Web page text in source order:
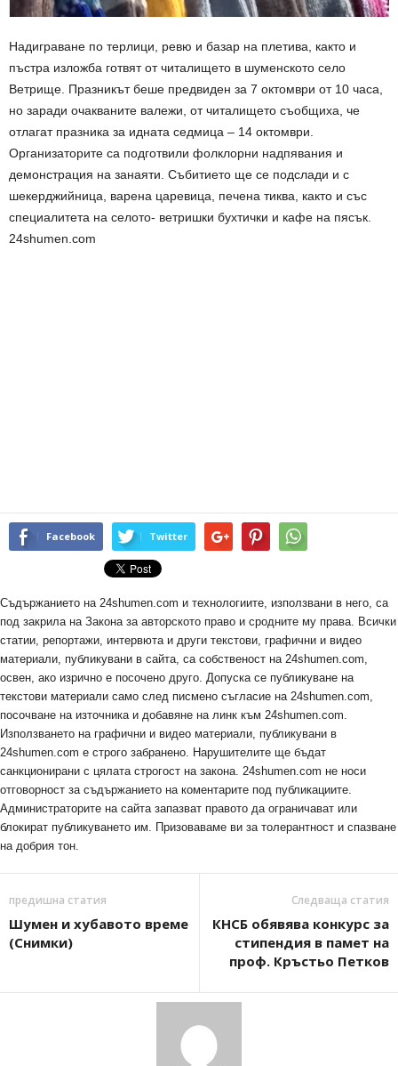
Надиграване по терлици, ревю и базар на плетива, както и
пъстра изложба готвят от читалището в шуменското село
Ветрище. Празникът беше предвиден за 7 октомври от 10 часа,
но заради очакваните валежи, от читалището съобщиха, че
отлагат празника за идната седмица – 14 октомври.
Организаторите са подготвили фолклорни надпявания и
демонстрация на занаяти. Събитието ще се подслади и с
шекерджийница, варена царевица, печена тиква, както и със
специалитета на селото- ветришки бухтички и кафе на пясък.
24shumen.com
Facebook Twitter
Съдържанието на 24shumen.com и технологиите, използвани в него, са
под закрила на Закона за авторското право и сродните му права. Всички
статии, репортажи, интервюта и други текстови, графични и видео
материали, публикувани в сайта, са собственост на 24shumen.com,
освен, ако изрично е посочено друго. Допуска се публикуване на
текстови материали само след писмено съгласие на 24shumen.com,
посочване на източника и добавяне на линк към 24shumen.com.
Използването на графични и видео материали, публикувани в
24shumen.com е строго забранено. Нарушителите ще бъдат
санкционирани с цялата строгост на закона. 24shumen.com не носи
отговорност за съдържанието на коментарите под публикациите.
Администраторите на сайта запазват правото да ограничават или
блокират публикуването им. Призоваваме ви за толерантност и спазване
на добрия тон.
предишна статия
Шумен и хубавото време
(Снимки)
Следваща статия
КНСБ обявява конкурс за
стипендия в памет на
проф. Кръстьо Петков